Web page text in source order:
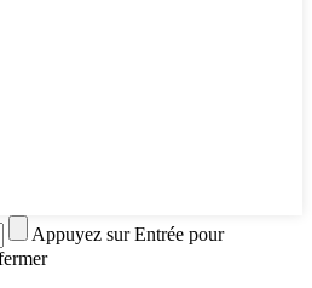
Appuyez sur Entrée pour